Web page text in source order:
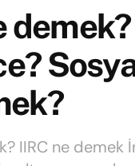
IIRC ne demek